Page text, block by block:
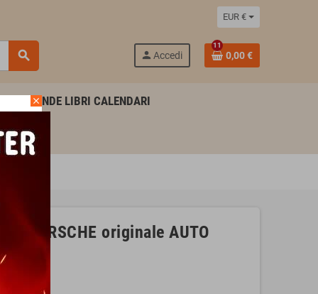
EUR €
search person Accedi
11
0,00 €
AGENDE LIBRI CALENDARI
PORSCHE originale AUTO
close